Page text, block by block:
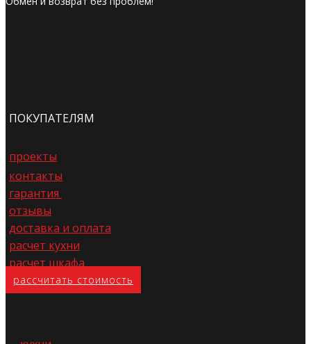
ПОКУПАТЕЛЯМ
проекты
контакты
гарантия
отзывы
доставка и оплата
расчет кухни
расчет шкафа
расс​читать стоимость